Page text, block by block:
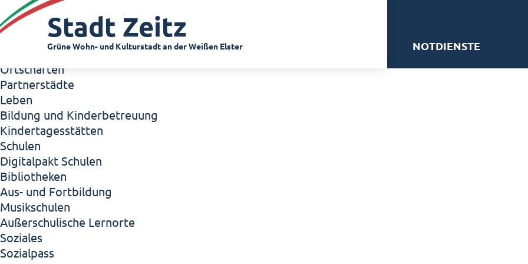
Zeitz - Die Kleinstadt
Willkommen in Zeitz!
Interview mit Oberbürgermeister Christian Thieme
Zeitz - Stadt der Zukunft
Ortschaften
Partnerstädte
Leben
Bildung und Kinderbetreuung
Kindertagesstätten
Schulen
Digitalpakt Schulen
Bibliotheken
Aus- und Fortbildung
Musikschulen
Außerschulische Lernorte
Soziales
Sozialpass
Stadt Zeitz
Grüne Wohn- und Kulturstadt an der Weißen Elster NOTDIENSTE